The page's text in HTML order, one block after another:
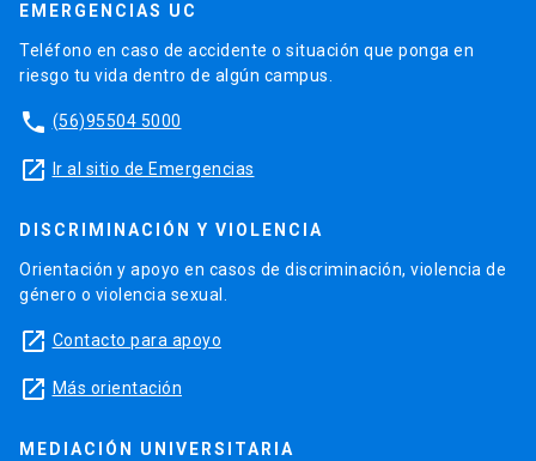
EMERGENCIAS UC
Teléfono en caso de accidente o situación que ponga en
riesgo tu vida dentro de algún campus.
phone (56)95504 5000
launch Ir al sitio de Emergencias
DISCRIMINACIÓN Y VIOLENCIA
Orientación y apoyo en casos de discriminación, violencia de
género o violencia sexual.
launch Contacto para apoyo
launch Más orientación
MEDIACIÓN UNIVERSITARIA